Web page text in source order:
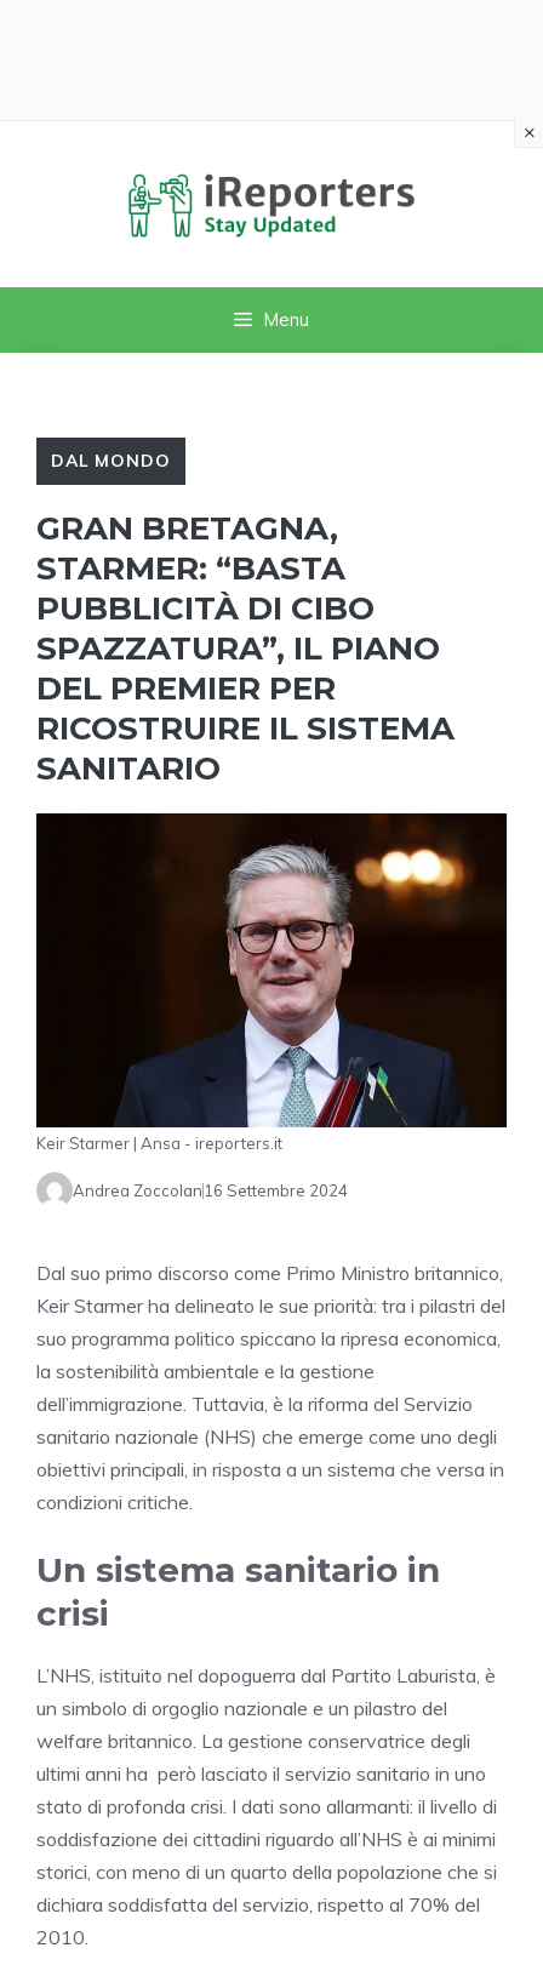
Menu
DAL MONDO
GRAN BRETAGNA,
STARMER: “BASTA
PUBBLICITÀ DI CIBO
SPAZZATURA”, IL PIANO
DEL PREMIER PER
RICOSTRUIRE IL SISTEMA
SANITARIO
Keir Starmer | Ansa - ireporters.it
Andrea Zoccolan 16 Settembre 2024
Dal suo primo discorso come Primo Ministro britannico,
Keir Starmer ha delineato le sue priorità: tra i pilastri del
suo programma politico spiccano la ripresa economica,
la sostenibilità ambientale e la gestione
dell’immigrazione. Tuttavia, è la riforma del Servizio
sanitario nazionale (NHS) che emerge come uno degli
obiettivi principali, in risposta a un sistema che versa in
condizioni critiche.
Un sistema sanitario in
crisi
L’NHS, istituito nel dopoguerra dal Partito Laburista, è
un simbolo di orgoglio nazionale e un pilastro del
welfare britannico. La gestione conservatrice degli
ultimi anni ha però lasciato il servizio sanitario in uno
stato di profonda crisi. I dati sono allarmanti: il livello di
soddisfazione dei cittadini riguardo all’NHS è ai minimi
storici, con meno di un quarto della popolazione che si
dichiara soddisfatta del servizio, rispetto al 70% del
2010.
×